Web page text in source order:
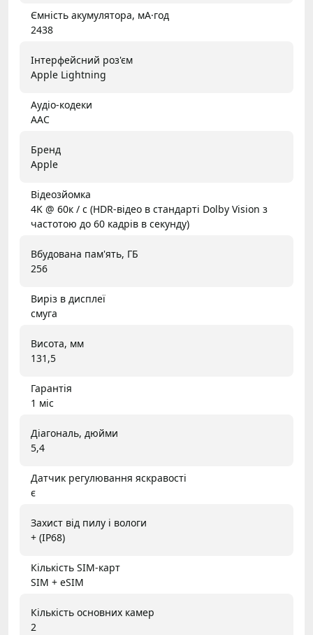
Ємність акумулятора, мА·год
2438
Інтерфейсний роз'єм
Apple Lightning
Аудіо-кодеки
AAC
Бренд
Apple
Відеозйомка
4K @ 60к / с (HDR-відео в стандарті Dolby Vision з
частотою до 60 кадрів в секунду)
Вбудована пам'ять, ГБ
256
Виріз в дисплеї
смуга
Висота, мм
131,5
Гарантія
1 міс
Діагональ, дюйми
5,4
Датчик регулювання яскравості
є
Захист від пилу і вологи
+ (IP68)
Кількість SIM-карт
SIM + eSIM
Кількість основних камер
2